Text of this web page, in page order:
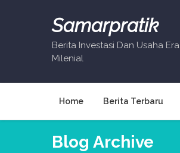
Samarpratik
Berita Investasi Dan Usaha Era
Milenial
Home Berita Terbaru
Blog Archive